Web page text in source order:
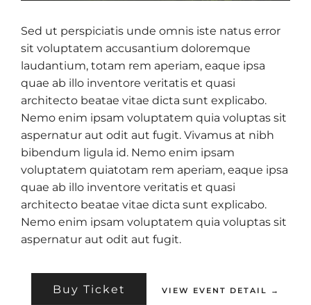
Sed ut perspiciatis unde omnis iste natus error
sit voluptatem accusantium doloremque
laudantium, totam rem aperiam, eaque ipsa
quae ab illo inventore veritatis et quasi
architecto beatae vitae dicta sunt explicabo.
Nemo enim ipsam voluptatem quia voluptas sit
aspernatur aut odit aut fugit. Vivamus at nibh
bibendum ligula id. Nemo enim ipsam
voluptatem quiatotam rem aperiam, eaque ipsa
quae ab illo inventore veritatis et quasi
architecto beatae vitae dicta sunt explicabo.
Nemo enim ipsam voluptatem quia voluptas sit
aspernatur aut odit aut fugit.
Buy Ticket VIEW EVENT DETAIL →